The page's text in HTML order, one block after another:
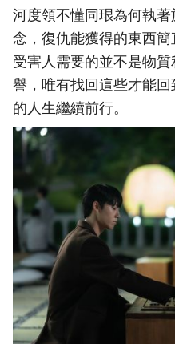
河度領不懂同珢為何執
念，復仇能獲得的東西簡
受害人需要的並不是物
譽，唯有找回這些才能
的人生繼續前行。